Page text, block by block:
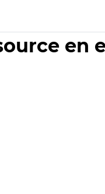
en